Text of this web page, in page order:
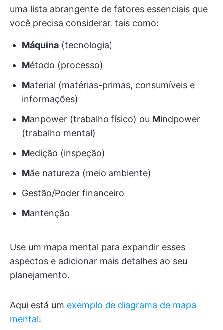
uma lista abrangente de fatores essenciais que
você precisa considerar, tais como:
Máquina (tecnologia)
Método (processo)
Material (matérias-primas, consumíveis e
informações)
Manpower (trabalho físico) ou Mindpower
(trabalho mental)
Medição (inspeção)
Mãe natureza (meio ambiente)
Gestão/Poder financeiro
Mantenção
Use um mapa mental para expandir esses
aspectos e adicionar mais detalhes ao seu
planejamento.
Aqui está um exemplo de diagrama de mapa
mental: